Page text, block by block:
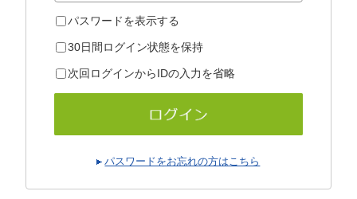
パスワードを表示する
30日間ログイン状態を保持
次回ログインからIDの入力を省略
パスワードをお忘れの方はこちら